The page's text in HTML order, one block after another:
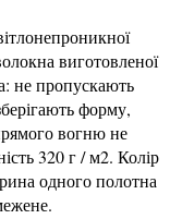
виготовленої
не пропускають
форму,
вогню не
320 г / м2. Колір
одного полотна